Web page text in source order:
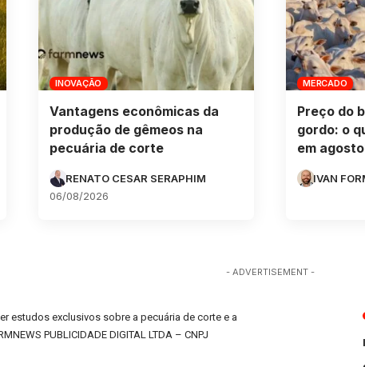
INOVAÇÃO
Vantagens econômicas da
produção de gêmeos na
pecuária de corte
RENATO CESAR SERAPHIM
06/08/2026
MERCADO
Preço do
gordo: o
em
IVAN
- ADVERTISEMENT -
estudos exclusivos sobre a pecuária de corte e a
PUBLICIDADE DIGITAL LTDA – CNPJ